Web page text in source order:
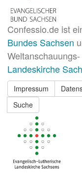
Confessio.de ist
Bundes Sachsen
Landeskirche
Impressum
Suche